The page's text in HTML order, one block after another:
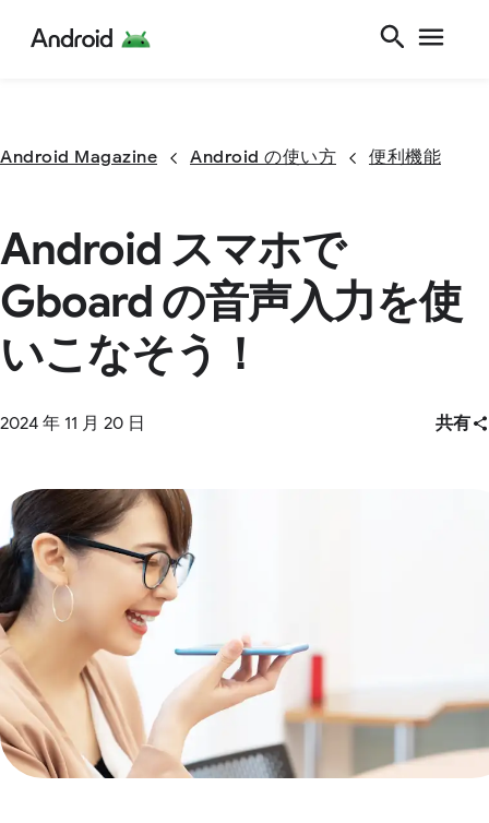
Android Magazine Android の使い方 便利機能
Android スマホで
Gboard の音声入力を使
いこなそう！
2024 年 11 月 20 日 共有